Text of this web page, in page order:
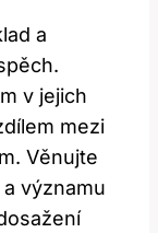
a
v jejich
mezi
Věnujte
významu